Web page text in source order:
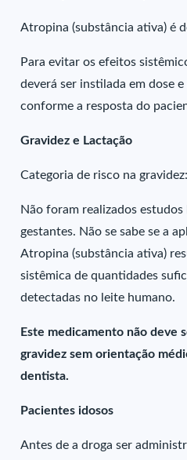
Atropina (substância ativa) é
Para evitar os efeitos
deverá ser instilada em dose
conforme a resposta do
Gravidez e Lactação
Categoria de risco na
Não foram realizados
gestantes. Não se sabe se a
Atropina (substância ativa)
sistêmica de quantidades
detectadas no leite humano.
Este medicamento não deve
gravidez sem orientação
dentista.
Pacientes idosos
Antes de a droga ser